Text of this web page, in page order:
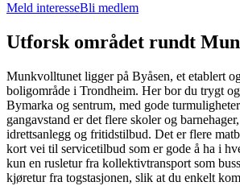
Meld interesseBli medlem
Utforsk området rundt
Munkvolltunet ligger på Byåsen, et etablert
boligområde i Trondheim. Her bor du trygt
Bymarka og sentrum, med gode
gangavstand er det flere skoler og
idrettsanlegg og fritidstilbud. Det er flere
kort vei til servicetilbud som er gode å ha i
kun en rusletur fra kollektivtransport som
kjøretur fra togstasjonen, slik at du enkelt